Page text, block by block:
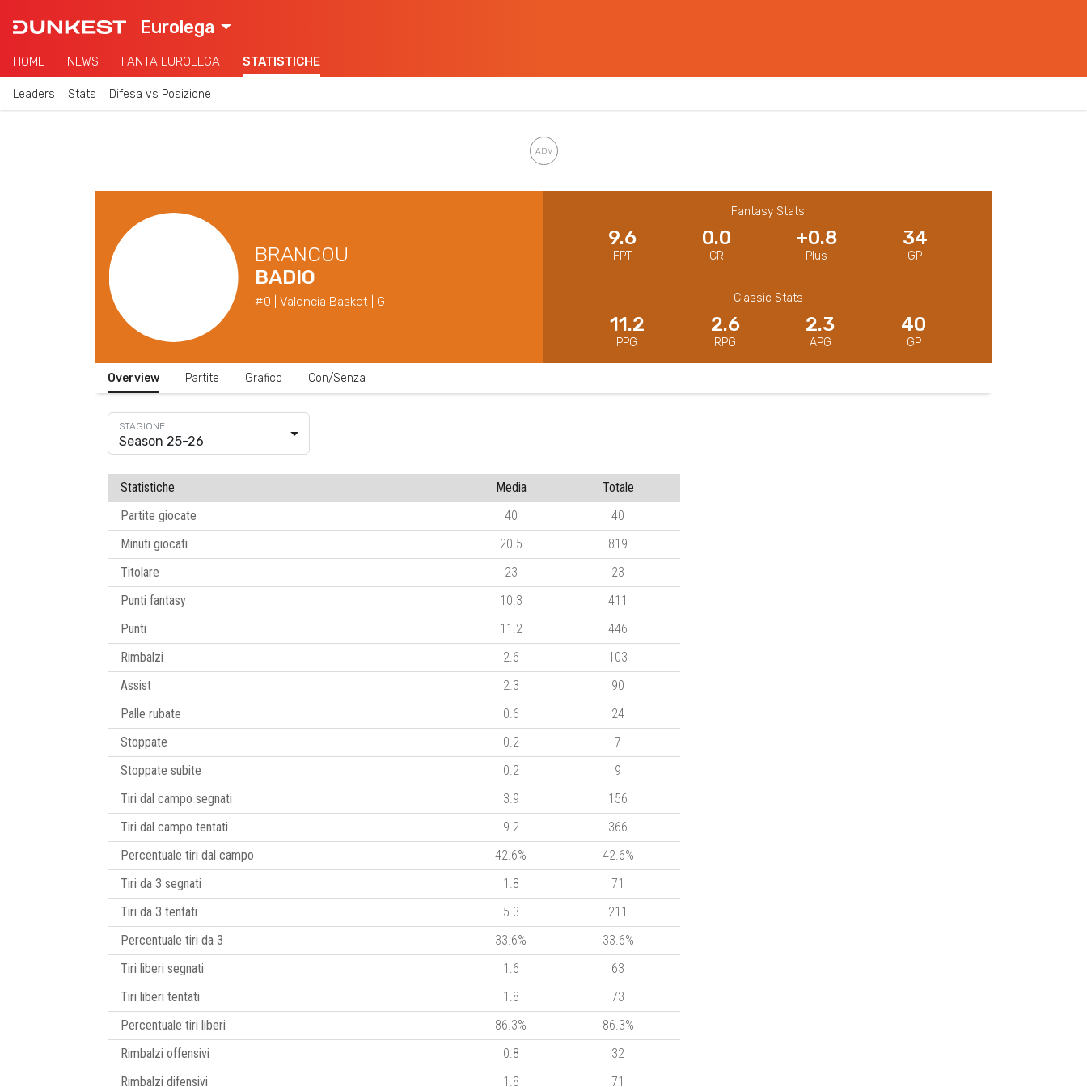
Eurolega
HOME NEWS FANTA EUROLEGA STATISTICHE
Leaders Stats Difesa vs Posizione
BRANCOU
BADIO
#0 | Valencia Basket | G
Fantasy Stats
9.6
FPT
0.0
CR
+0.8
Plus
34
GP
Classic Stats
11.2
PPG
2.6
RPG
2.3
APG
40
GP
Overview Partite Grafico Con/Senza
Season 25-26
Statistiche Media
Totale
Partite giocate
40
40
Minuti giocati
20.5
819
Titolare
23
23
Punti fantasy
10.3
411
Punti
11.2
446
Rimbalzi
2.6
103
Assist
2.3
90
Palle rubate
0.6
24
Stoppate
0.2
7
Stoppate subite
0.2
9
Tiri dal campo segnati
3.9
156
Tiri dal campo tentati
9.2
366
Percentuale tiri dal campo
42.6%
42.6%
Tiri da 3 segnati
1.8
71
Tiri da 3 tentati
5.3
211
Percentuale tiri da 3
33.6%
33.6%
Tiri liberi segnati
1.6
63
Tiri liberi tentati
1.8
73
Percentuale tiri liberi
86.3%
86.3%
Rimbalzi offensivi
0.8
32
Rimbalzi difensivi
1.8 71